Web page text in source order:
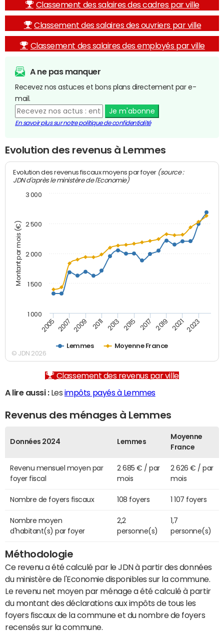
Classement des salaires des cadres par ville
Classement des salaires des ouvriers par ville
Classement des salaires des employés par ville
A ne pas manquer
Recevez nos astuces et bons plans directement par e-
mail.
Je m'abonne
En savoir plus sur notre politique de confidentialité
Evolution des revenus à Lemmes
Montant par mois (€)
Evolution des revenus fiscaux moyens par foyer (source :
JDN d'après le ministère de l'Economie)
Lemmes Moyenne France
2005 2007 2009 2011 2013 2015 2017 2019 2021 2023
1 000
1 500
2 000
2 500
3 000
© JDN 2026
Classement des revenus par ville
A lire aussi :Les impôts payés à Lemmes
Revenus des ménages à Lemmes
Données 2024 Lemmes
Moyenne
France
Revenu mensuel moyen par
foyer fiscal
2 685 € / par
mois
2 626 € / par
mois
Nombre de foyers fiscaux 108 foyers 1 107 foyers
Nombre moyen
d'habitant(s) par foyer
2,2
personne(s)
1,7
personne(s)
Méthodologie
Ce revenu a été calculé par le JDN à partir des données
du ministère de l'Economie disponibles sur la commune.
Le revenu net moyen par ménage a été calculé à partir
du montant des déclarations aux impôts de tous les
foyers fiscaux de la commune et du nombre de foyers
recensés sur la commune.